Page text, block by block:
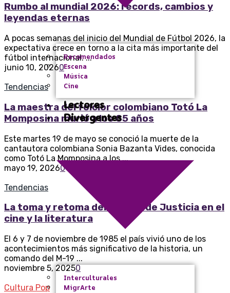
Recomendados
Escena
Música
Cine
Lectores
Divergentes
Interculturales
MigrArte
Rumbo al mundial 2026: récords, cambios y
leyendas eternas
A pocas semanas del inicio del Mundial de Fútbol 2026, la
expectativa crece en torno a la cita más importante del
fútbol internacional. ...
junio 10, 20260
Tendencias
La maestra del folclor colombiano Totó La
Momposina murió a los 85 años
Este martes 19 de mayo se conoció la muerte de la
cantautora colombiana Sonia Bazanta Vides, conocida
como Totó La Momposina a los ...
mayo 19, 20260
Tendencias
La toma y retoma del Palacio de Justicia en el
cine y la literatura
El 6 y 7 de noviembre de 1985 el país vivió uno de los
acontecimientos más significativo de la historia, un
comando del M-19 ...
noviembre 5, 20250
Cultura Pop